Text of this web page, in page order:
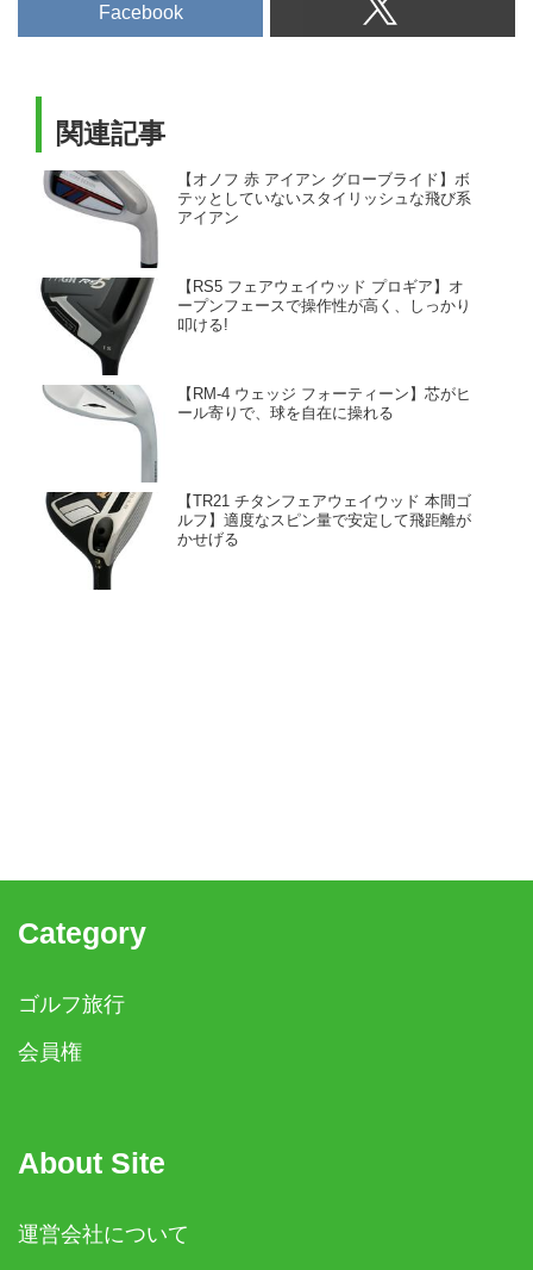
Facebook
関連記事
【オノフ 赤 アイアン グローブライド】ボ
テッとしていないスタイリッシュな飛び系
アイアン
【RS5 フェアウェイウッド プロギア】オ
ープンフェースで操作性が高く、しっかり
叩ける!
【RM-4 ウェッジ フォーティーン】芯がヒ
ール寄りで、球を自在に操れる
【TR21 チタンフェアウェイウッド 本間ゴ
ルフ】適度なスピン量で安定して飛距離が
かせげる
Category
ゴルフ旅行
会員権
About Site
運営会社について